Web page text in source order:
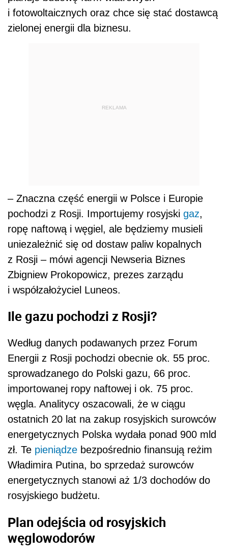
i fotowoltaicznych oraz chce się stać dostawcą
zielonej energii dla biznesu.
REKLAMA
– Znaczna część energii w Polsce i Europie
pochodzi z Rosji. Importujemy rosyjski gaz,
ropę naftową i węgiel, ale będziemy musieli
uniezależnić się od dostaw paliw kopalnych
z Rosji – mówi agencji Newseria Biznes
Zbigniew Prokopowicz, prezes zarządu
i współzałożyciel Luneos.
Ile gazu pochodzi z Rosji?
Według danych podawanych przez Forum
Energii z Rosji pochodzi obecnie ok. 55 proc.
sprowadzanego do Polski gazu, 66 proc.
importowanej ropy naftowej i ok. 75 proc.
węgla. Analitycy oszacowali, że w ciągu
ostatnich 20 lat na zakup rosyjskich surowców
energetycznych Polska wydała ponad 900 mld
zł. Te pieniądze bezpośrednio finansują reżim
Władimira Putina, bo sprzedaż surowców
energetycznych stanowi aż 1/3 dochodów do
rosyjskiego budżetu.
Plan odejścia od rosyjskich
węglowodorów